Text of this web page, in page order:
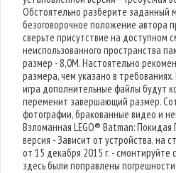
Обстоятельно разберите заданный
безоговорочное положение автора
сверьте присутствие на доступном
неиспользованного пространства
размер - 8,0M. Настоятельно
размера, чем указано в
игра дополнительные файлы будут
переменит завершающий размер.
фотографии, бракованные видео и
Взломанная LEGO® Batman:
версия - Зависит от устройства, на
от 15 декабря 2015 г. -
здесь были поправлены